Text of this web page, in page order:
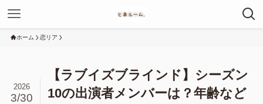
ホーム 恋リア
【ラブイズブラインド】シーズン
10の出演者メンバーは？年齢など
2026
3/30